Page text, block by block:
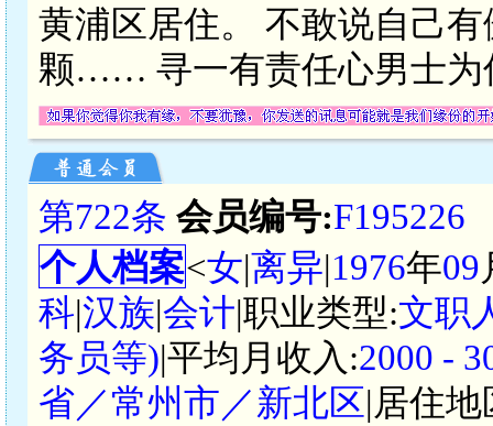
黄浦区居住。 不敢说自己
颗…… 寻一有责任心男士为
第722条 会员编号:F195226
个人档案<女|离异|1976年09
科|汉族|会计|职业类型:文职
务员等)|平均月收入:2000 -
省／常州市／新北区|居住地